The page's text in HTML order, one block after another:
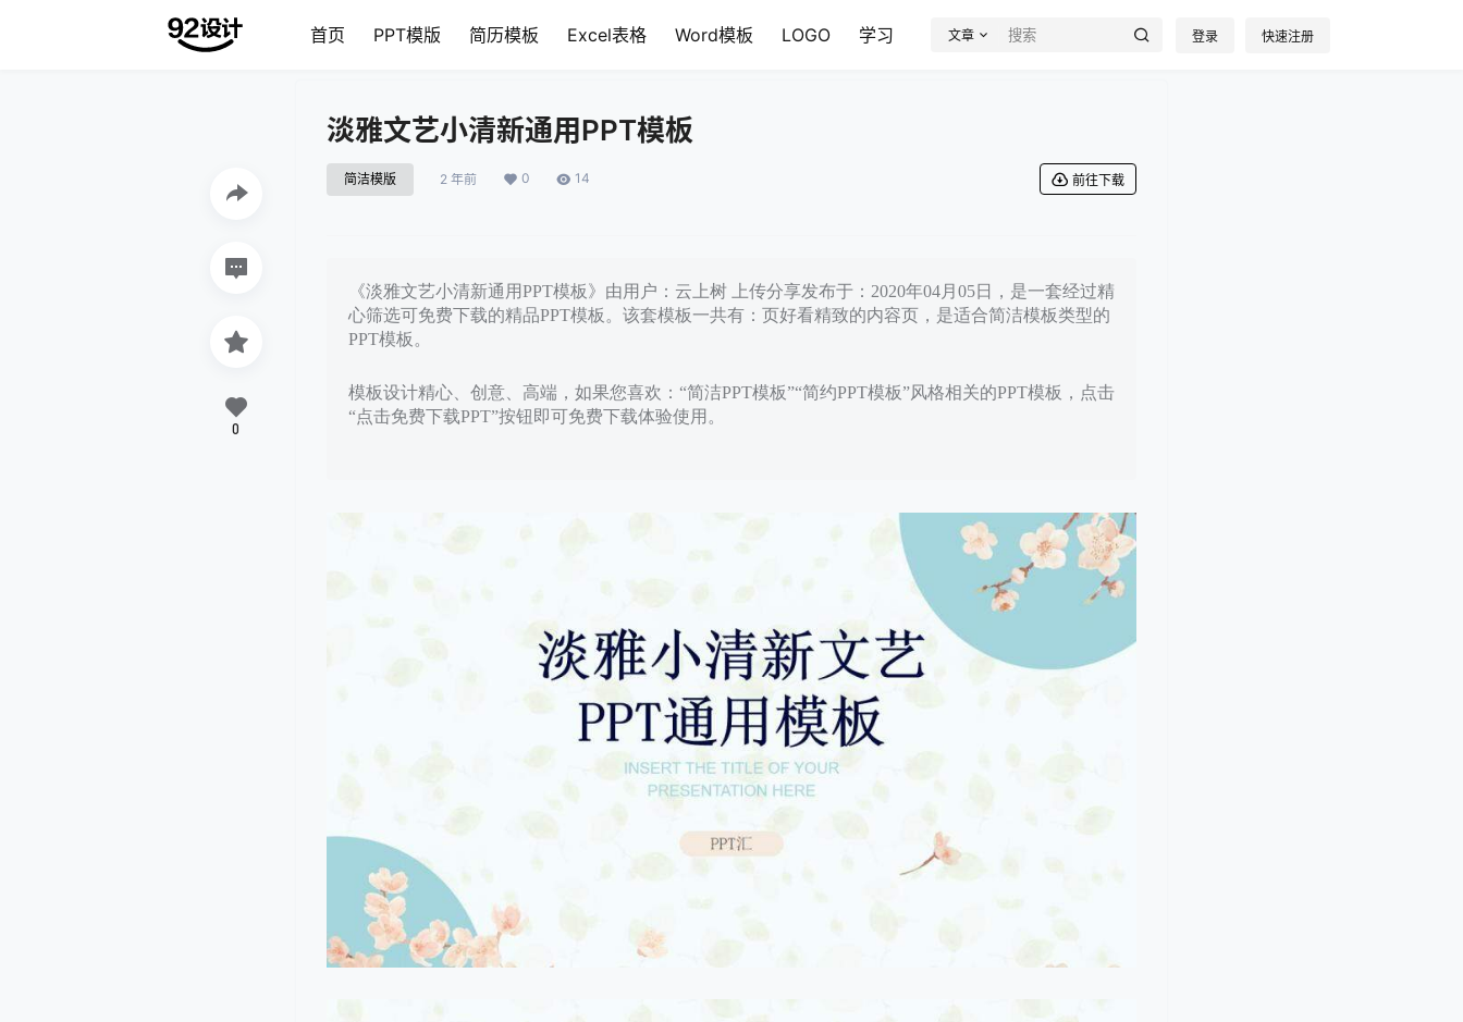
首页 PPT模版 简历模板 Excel表格 Word模板 LOGO 学习 文章 登录 快速注册
淡雅文艺小清新通用PPT模板
简洁模版 2 年前 0 14 前往下载
《淡雅文艺小清新通用PPT模板》由用户：云上树 上传分享发布于：2020年04月05日，是一套经过精
心筛选可免费下载的精品PPT模板。该套模板一共有：页好看精致的内容页，是适合简洁模板类型的
PPT模板。
模板设计精心、创意、高端，如果您喜欢：“简洁PPT模板”“简约PPT模板”风格相关的PPT模板，点击
“点击免费下载PPT”按钮即可免费下载体验使用。
0